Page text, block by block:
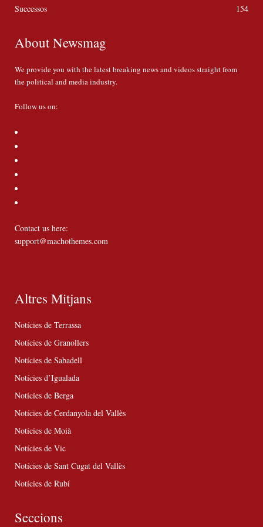
Successos
154
About Newsmag
We provide you with the latest breaking news and videos straight from
the political and media industry.
Follow us on:
Contact us here:
support@machothemes.com
Altres Mitjans
Notícies de Terrassa
Notícies de Granollers
Notícies de Sabadell
Notícies d’Igualada
Notícies de Berga
Notícies de Cerdanyola del Vallès
Notícies de Moià
Notícies de Vic
Notícies de Sant Cugat del Vallès
Notícies de Rubí
Seccions